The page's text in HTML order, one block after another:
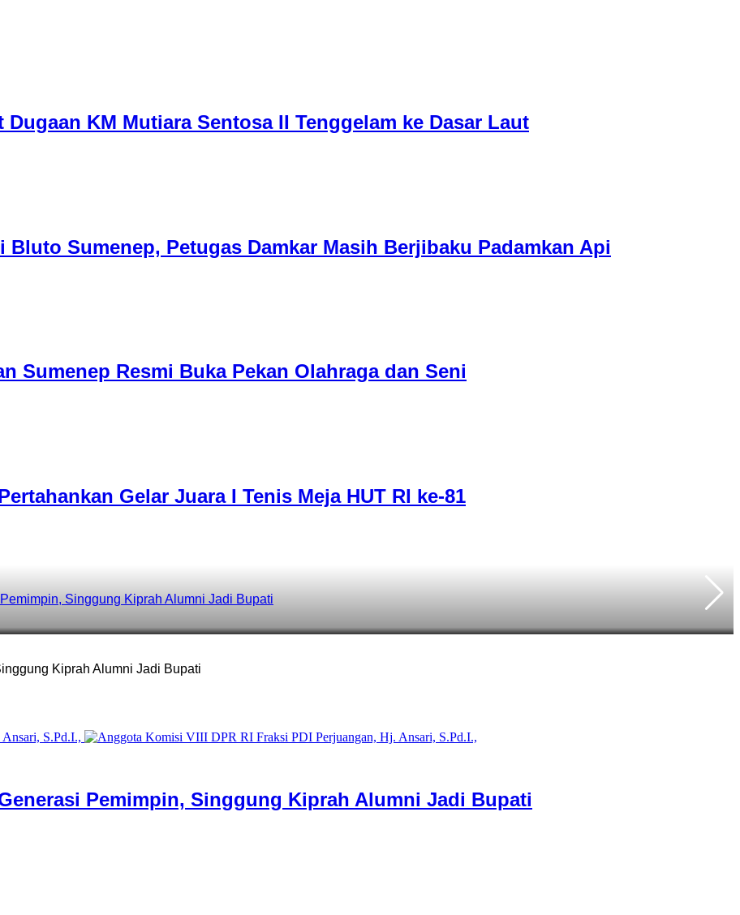
KM Mutiara Sentosa II Tenggelam ke Dasar Laut
Bluto Sumenep, Petugas Damkar Masih Berjibaku Padamkan Api
Sumenep Resmi Buka Pekan Olahraga dan Seni
Gelar Juara I Tenis Meja HUT RI ke-81
Singgung Kiprah Alumni Jadi Bupati
Kiprah Alumni Jadi Bupati
Pemimpin, Singgung Kiprah Alumni Jadi Bupati